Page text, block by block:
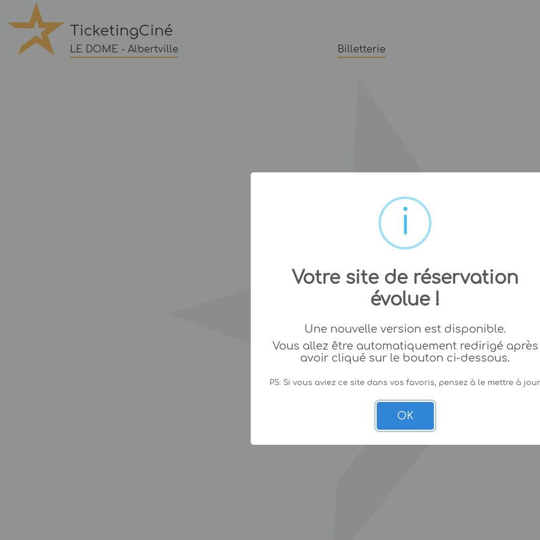
TicketingCiné
LE DOME - Albertville Billetterie
Votre site de réservation
évolue !
Une nouvelle version est disponible.
Vous allez être automatiquement redirigé après
avoir cliqué sur le bouton ci-dessous.
PS: Si vous aviez ce site dans vos favoris, pensez à le mettre à
OK